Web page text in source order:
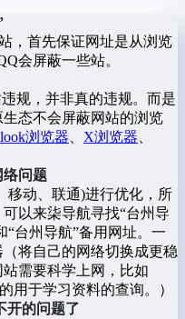
，首先保证网址是从浏览
会屏蔽一些站。
规，并非真的违规。而是
态不会屏蔽网站的浏览
浏览器 X浏览器
络问题
移动、联通)进行优化，所
以来柒导航寻找“台州导
“台州导航”备用网址。一
将自己的网络切换成更稳
需要科学上网，比如
用于学习资料的查询。）
开的问题了